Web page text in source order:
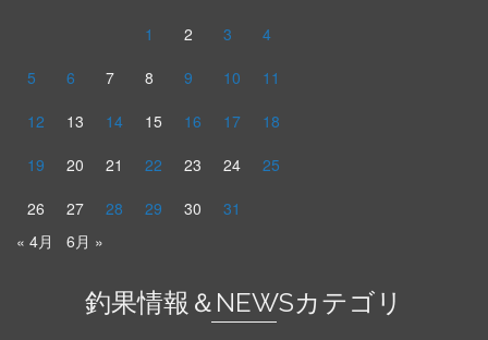
1
2 3
4
5
6 7 8 9 10
11
12
13 14 15 16 17
18
19
20 21 22 23 24
25
26
27 28 29 30
31
« 4月
6月 »
釣果情報＆NEWSカテゴリ